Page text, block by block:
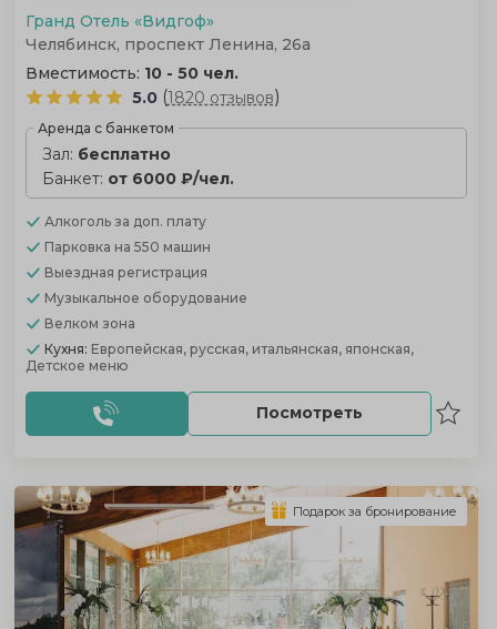
Гранд Отель «Видгоф»
Челябинск, проспект Ленина, 26а
Вместимость: 10 - 50 чел.
5.0 (1820 отзывов)
Аренда с банкетом
Зал: бесплатно
Банкет: от 6000 ₽/чел.
Алкоголь за доп. плату
Парковка на 550 машин
Выездная регистрация
Музыкальное оборудование
Велком зона
Кухня: Европейская, русская, итальянская, японская,
Детское меню
Посмотреть
Подарок за бронирование